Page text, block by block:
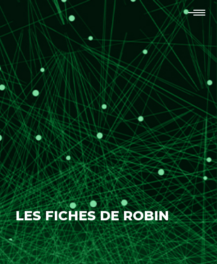
LES FICHES DE ROBIN